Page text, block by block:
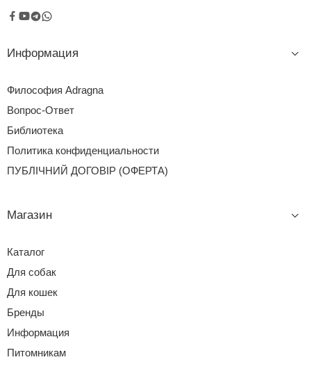
Информация
Философия Adragna
Вопрос-Ответ
Библиотека
Политика конфиденциальности
ПУБЛІЧНИЙ ДОГОВІР (ОФЕРТА)
Магазин
Каталог
Для собак
Для кошек
Бренды
Информация
Питомникам